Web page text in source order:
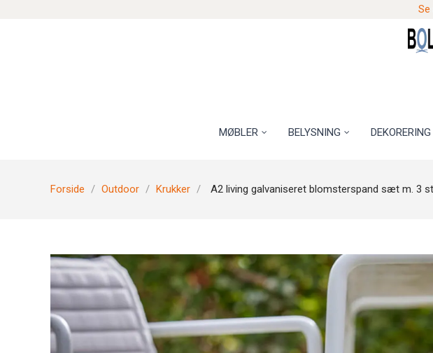
Se
MØBLER BELYSNING DEKORERING
Forside Outdoor Krukker A2 living galvaniseret blomsterspand sæt m. 3